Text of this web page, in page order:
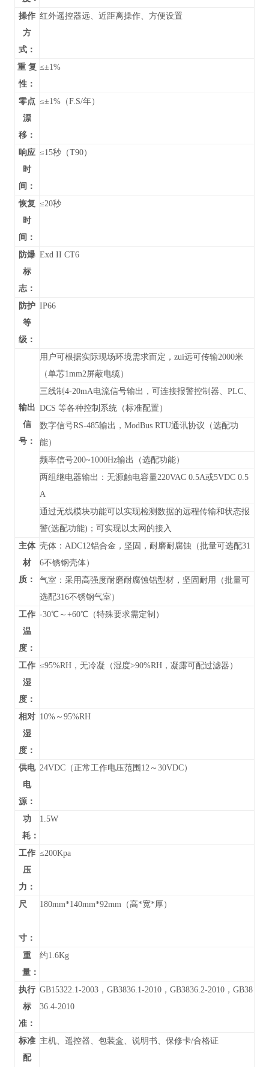
操作
方
式：
红外遥控器远、近距离操作、方便设置
重 复
性：
≤±1%
零点
漂
移：
≤±1%（F.S/年）
响应
时
间：
≤15秒（T90）
恢复
时
间：
≤20秒
防爆
标
志：
Exd II CT6
防护
等
级：
IP66
输出
信
号：
用户可根据实际现场环境需求而定，zui远可传输2000米
（单芯1mm2屏蔽电缆）
三线制4-20mA电流信号输出，可连接报警控制器、PLC、
DCS 等各种控制系统（标准配置）
数字信号RS-485输出， ModBus RTU通讯协议 （选配功
能）
频率信号200~1000Hz输出（选配功能）
两组继电器输出：无源触电容量220VAC 0.5A或5VDC 0.5
A
通过无线模块功能可以实现检测数据的远程传输和状态报
警(选配功能)；可实现以太网的接入
主体
材
质：
壳体：ADC12铝合金，坚固，耐磨耐腐蚀（批量可选配31
6不锈钢壳体）
气室：采用高强度耐磨耐腐蚀铝型材，坚固耐用（批量可
选配316不锈钢气室）
工作
温
度：
-30℃～+60℃（特殊要求需定制）
工作
湿
度：
≤95%RH，无冷凝（湿度>90%RH，凝露可配过滤器）
相对
湿
度：
10%～95%RH
供电
电
源：
24VDC（正常工作电压范围12～30VDC）
功
耗：
1.5W
工作
压
力：
≤200Kpa
尺
寸：
180mm*140mm*92mm（高*宽*厚）
重
量：
约1.6Kg
执行
标
准：
GB15322.1-2003，GB3836.1-2010，GB3836.2-2010，GB38
36.4-2010
标准
配
主机、遥控器、包装盒、说明书、保修卡/合格证